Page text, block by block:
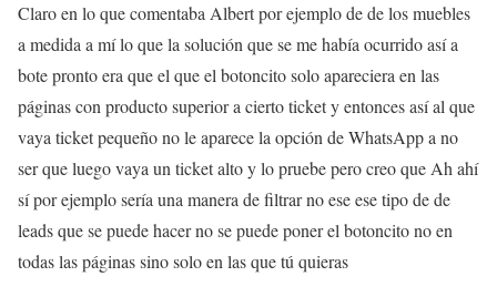
Claro en lo que comentaba Albert por ejemplo de de los muebles
a medida a mí lo que la solución que se me había ocurrido así a
bote pronto era que el que el botoncito solo apareciera en las
páginas con producto superior a cierto ticket y entonces así al que
vaya ticket pequeño no le aparece la opción de WhatsApp a no
ser que luego vaya un ticket alto y lo pruebe pero creo que Ah ahí
sí por ejemplo sería una manera de filtrar no ese ese tipo de de
leads que se puede hacer no se puede poner el botoncito no en
todas las páginas sino solo en las que tú quieras